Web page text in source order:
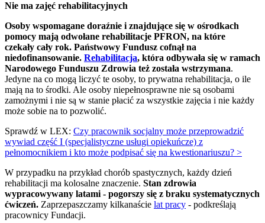
Nie ma zajęć rehabilitacyjnych
Osoby wspomagane doraźnie i znajdujące się w ośrodkach
pomocy mają odwołane rehabilitacje PFRON, na które
czekały cały rok. Państwowy Fundusz cofnął na
niedofinansowanie. Rehabilitacja, która odbywała się w ramach
Narodowego Funduszu Zdrowia też została wstrzymana.
Jedyne na co mogą liczyć te osoby, to prywatna rehabilitacja, o ile
mają na to środki. Ale osoby niepełnosprawne nie są osobami
zamożnymi i nie są w stanie płacić za wszystkie zajęcia i nie każdy
może sobie na to pozwolić.
Sprawdź w LEX: Czy pracownik socjalny może przeprowadzić
wywiad część I (specjalistyczne usługi opiekuńcze) z
pełnomocnikiem i kto może podpisać się na kwestionariuszu? >
W przypadku na przykład chorób spastycznych, każdy dzień
rehabilitacji ma kolosalne znaczenie. Stan zdrowia
wypracowywany latami - pogorszy się z braku systematycznych
ćwiczeń. Zaprzepaszczamy kilkanaście lat pracy - podkreślają
pracownicy Fundacji.